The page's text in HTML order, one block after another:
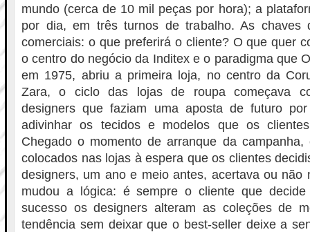
mundo (cerca de 10 mil peças por hora); a
por dia, em três turnos de trabalho. As chaves
comerciais: o que preferirá o cliente? O que quer
o centro do negócio da Inditex e o paradigma que
em 1975, abriu a primeira loja, no centro da
Zara, o ciclo das lojas de roupa começava
designers que faziam uma aposta de futuro
adivinhar os tecidos e modelos que os
Chegado o momento de arranque da campanha,
colocados nas lojas à espera que os clientes
designers, um ano e meio antes, acertava ou não
mudou a lógica: é sempre o cliente que
sucesso os designers alteram as coleções de
tendência sem deixar que o best-seller deixe a